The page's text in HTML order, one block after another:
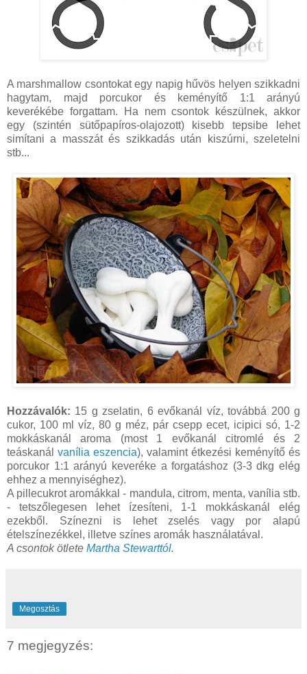
A marshmallow csontokat egy napig hűvös helyen szikkadni
hagytam, majd porcukor és keményítő 1:1 arányú
keverékébe forgattam. Ha nem csontok készülnek, akkor
egy (szintén sütőpapíros-olajozott) kisebb tepsibe lehet
simítani a masszát és szikkadás után kiszúrni, szeletelni
stb...
Hozzávalók: 15 g zselatin, 6 evőkanál víz, továbbá 200 g
cukor, 100 ml víz, 80 g méz, pár csepp ecet, icipici só, 1-2
mokkáskanál aroma (most 1 evőkanál citromlé és 2
teáskanál vanília eszencia), valamint étkezési keményítő és
porcukor 1:1 arányú keveréke a forgatáshoz (3-3 dkg elég
ehhez a mennyiséghez).
A pillecukrot aromákkal - mandula, citrom, menta, vanília stb.
- tetszőlegesen lehet ízesíteni, 1-1 mokkáskanál elég
ezekből. Színezni is lehet zselés vagy por alapú
ételszínezékkel, illetve színes aromák használatával.
A csontok ötlete Martha Stewarttól.
Megosztás
7 megjegyzés: